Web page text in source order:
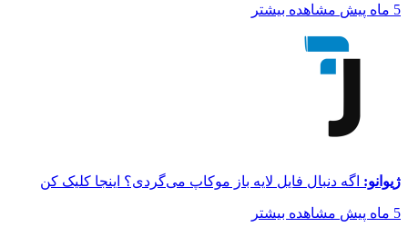
5 ماه پیش مشاهده بیشتر
ژیوانو: اگه دنبال فایل لایه باز موکاپ می‌گردی؟ اینجا کلیک کن
5 ماه پیش مشاهده بیشتر